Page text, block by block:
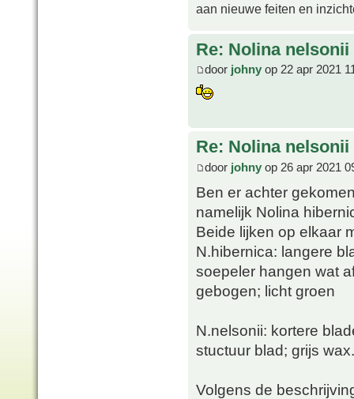
aan nieuwe feiten en
Re: Nolina nelsonii
door johny op 22 apr 2021
Re: Nolina nelsonii
door johny op 26 apr 2021
Ben er achter
namelijk Nolina
Beide lijken op elkaar
N.hibernica: langere
soepeler hangen wat
gebogen; licht groen
N.nelsonii: kortere
stuctuur blad; grijs wax.
Volgens de